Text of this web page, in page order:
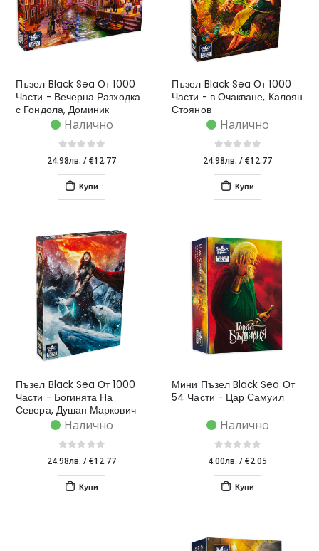
Пъзел Black Sea От 1000
Части - Вечерна Разходка
с Гондола, Доминик
Дейвисън Налично
24.98лв. /€12.77
Купи
Пъзел Black Sea От 1000
Части - в Очакване, Калоян
Стоянов
Налично
24.98лв. /€12.77
Купи
Пъзел Black Sea От 1000
Части - Богинята На
Севера, Душан Маркович
Налично
24.98лв. /€12.77
Купи
Мини Пъзел Black Sea От
54 Части - Цар Самуил
Налично
4.00лв. /€2.05
Купи